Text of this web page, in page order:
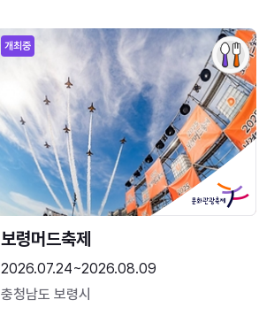
개최중
보령머드축제
2026.07.24~2026.08.09
충청남도 보령시